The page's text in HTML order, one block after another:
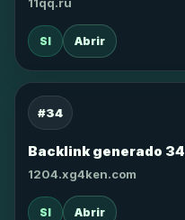
SI Abrir
#34
Backlink generado 34
1204.xg4ken.com
SI Abrir